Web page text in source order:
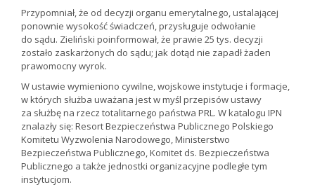
Przypomniał, że od decyzji organu emerytalnego, ustalającej
ponownie wysokość świadczeń, przysługuje odwołanie
do sądu. Zieliński poinformował, że prawie 25 tys. decyzji
zostało zaskarżonych do sądu; jak dotąd nie zapadł żaden
prawomocny wyrok.
W ustawie wymieniono cywilne, wojskowe instytucje i formacje,
w których służba uważana jest w myśl przepisów ustawy
za służbę na rzecz totalitarnego państwa PRL. W katalogu IPN
znalazły się: Resort Bezpieczeństwa Publicznego Polskiego
Komitetu Wyzwolenia Narodowego, Ministerstwo
Bezpieczeństwa Publicznego, Komitet ds. Bezpieczeństwa
Publicznego a także jednostki organizacyjne podległe tym
instytucjom.